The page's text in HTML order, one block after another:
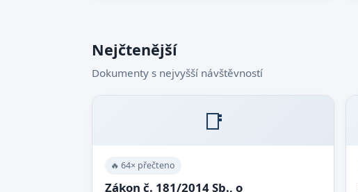
Nejčtenější
Dokumenty s nejvyšší návštěvností
📑
🔥 64× přečteno
Zákon č. 181/2014 Sb., o